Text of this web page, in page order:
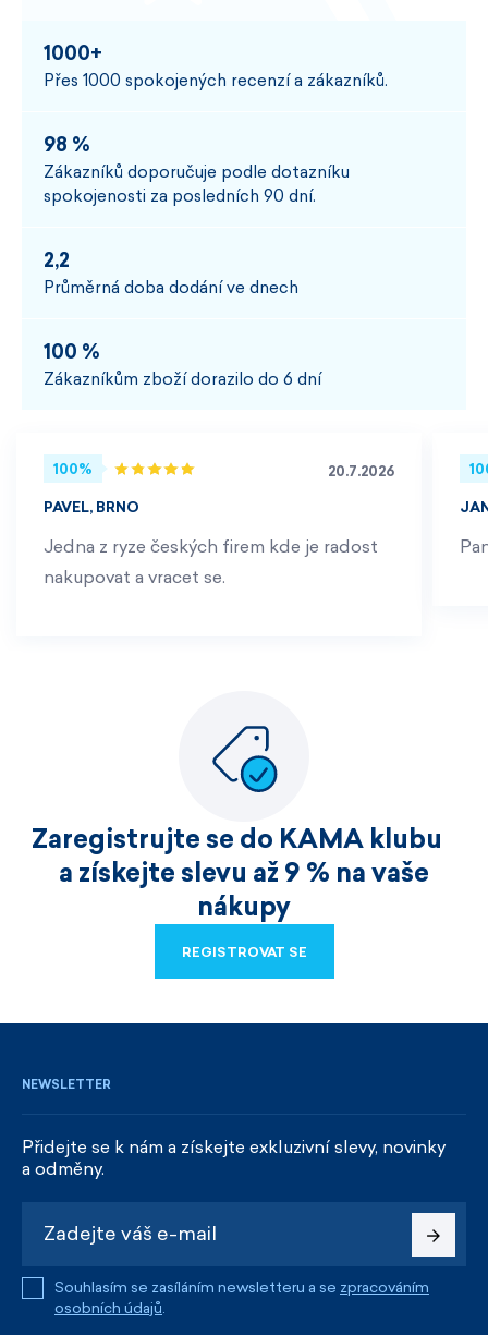
1000+
Přes 1000 spokojených recenzí a zákazníků.
98 %
Zákazníků doporučuje podle dotazníku
spokojenosti za posledních 90 dní.
2,2
Průměrná doba dodání ve dnech
100 %
Zákazníkům zboží dorazilo do 6 dní
100% 20.7.2026
PAVEL, BRNO
Jedna z ryze českých firem kde je radost
nakupovat a vracet se.
Zaregistrujte se do KAMA klubu
a získejte slevu až 9 % na vaše
nákupy
REGISTROVAT SE
NEWSLETTER
Přidejte se k nám a získejte exkluzivní slevy, novinky
a odměny.
Souhlasím se zasíláním newsletteru a se zpracováním
osobních údajů.